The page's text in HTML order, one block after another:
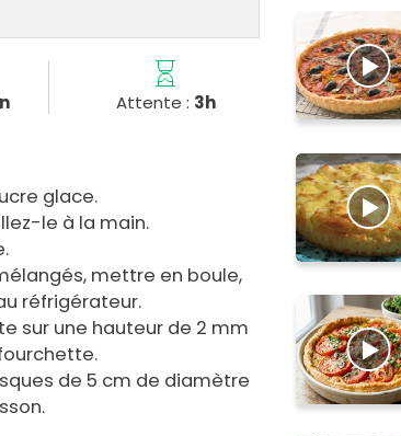
Attente : 3h
glace.
le à la main.
mettre en boule,
réfrigérateur.
sur une hauteur de 2 mm
de 5 cm de diamètre